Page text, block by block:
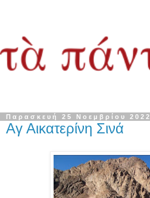
Παρασκευή 25 Νοεμβρίου 2022
Αγ Αικατερίνη Σινά